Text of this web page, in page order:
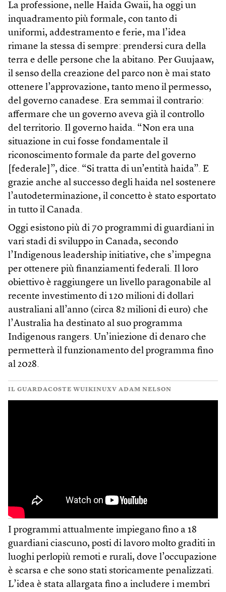
La professione, nelle Haida Gwaii, ha oggi un
inquadramento più formale, con tanto di
uniformi, addestramento e ferie, ma l’idea
rimane la stessa di sempre: prendersi cura della
terra e delle persone che la abitano. Per Guujaaw,
il senso della creazione del parco non è mai stato
ottenere l’approvazione, tanto meno il permesso,
del governo canadese. Era semmai il contrario:
affermare che un governo aveva già il controllo
del territorio. Il governo haida. “Non era una
situazione in cui fosse fondamentale il
riconoscimento formale da parte del governo
[federale]”, dice. “Si tratta di un’entità haida”. E
grazie anche al successo degli haida nel sostenere
l’autodeterminazione, il concetto è stato esportato
in tutto il Canada.
Oggi esistono più di 70 programmi di guardiani in
vari stadi di sviluppo in Canada, secondo
l’Indigenous leadership initiative, che s’impegna
per ottenere più finanziamenti federali. Il loro
obiettivo è raggiungere un livello paragonabile al
recente investimento di 120 milioni di dollari
australiani all’anno (circa 82 milioni di euro) che
l’Australia ha destinato al suo programma
Indigenous rangers. Un’iniezione di denaro che
permetterà il funzionamento del programma fino
al 2028.
IL GUARDACOSTE WUIKINUXV ADAM NELSON
I programmi attualmente impiegano fino a 18
guardiani ciascuno, posti di lavoro molto graditi in
luoghi perlopiù remoti e rurali, dove l’occupazione
è scarsa e che sono stati storicamente penalizzati.
L’idea è stata allargata fino a includere i membri